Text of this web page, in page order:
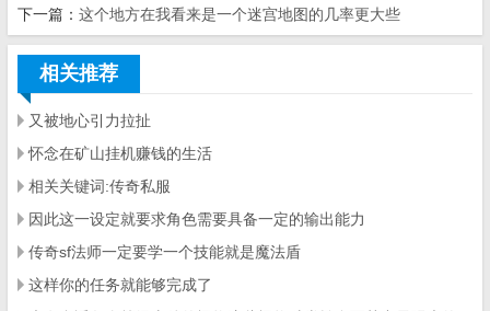
下一篇： 这个地方在我看来是一个迷宫地图的几率更大些
相关推荐
又被地心引力拉扯
怀念在矿山挂机赚钱的生活
相关关键词:传奇私服
因此这一设定就要求角色需要具备一定的输出能力
传奇sf法师一定要学一个技能就是魔法盾
这样你的任务就能够完成了